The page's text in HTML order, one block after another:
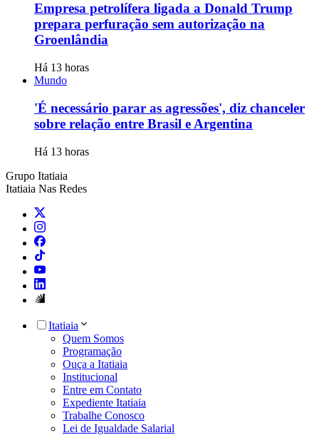
Empresa petrolífera ligada a Donald Trump
prepara perfuração sem autorização na
Groenlândia
Há 13 horas
Mundo
'É necessário parar as agressões', diz chanceler
sobre relação entre Brasil e Argentina
Há 13 horas
Grupo Itatiaia
Itatiaia Nas Redes
Itatiaia
Quem Somos
Programação
Ouça a Itatiaia
Institucional
Entre em Contato
Expediente Itatiaia
Trabalhe Conosco
Lei de Igualdade Salarial